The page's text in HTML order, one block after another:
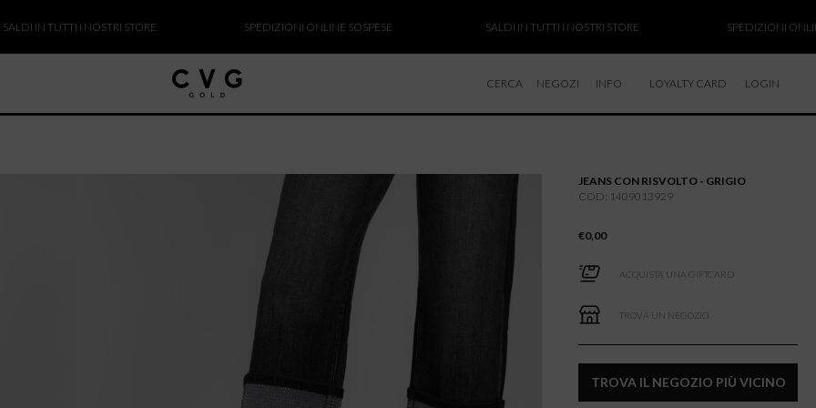
TUTTI I NOSTRI STORE SPEDIZIONI ONLINE SOSPESE SALDI IN TUTTI I NOSTRI STORE SPEDIZIONI ONLINE
CERCA NEGOZI INFO
RESI E RIMBORSI
LOYALTY CARD LOGIN
JEANS CON RISVOLTO - GRIGIO
COD: 1409013929
€0,00
ACQUISTA UNA GIFTCARD
TROVA UN NEGOZIO
TROVA IL NEGOZIO PIÙ VICINO